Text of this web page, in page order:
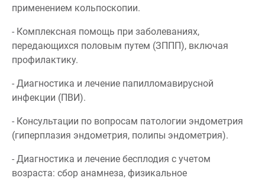
применением кольпоскопии.
- Комплексная помощь при заболеваниях,
передающихся половым путем (ЗППП), включая
профилактику.
- Диагностика и лечение папилломавирусной
инфекции (ПВИ).
- Консультации по вопросам патологии эндометрия
(гиперплазия эндометрия, полипы эндометрия).
- Диагностика и лечение бесплодия с учетом
возраста: сбор анамнеза, физикальное